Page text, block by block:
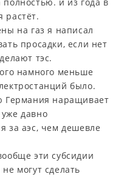
и из года в
растёт.
на газ я написал
просадки, если нет
тэс.
намного меньше
было.
Германия наращивает
давно
за аэс, чем дешевле
эти субсидии
могут сделать